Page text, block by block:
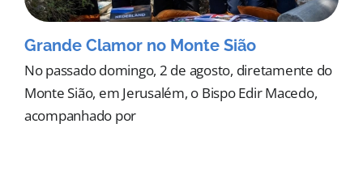
Grande Clamor no Monte Sião
No passado domingo, 2 de agosto, diretamente do
Monte Sião, em Jerusalém, o Bispo Edir Macedo,
acompanhado por